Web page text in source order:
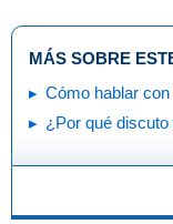
MÁS SOBRE
Cómo hablar
¿Por qué